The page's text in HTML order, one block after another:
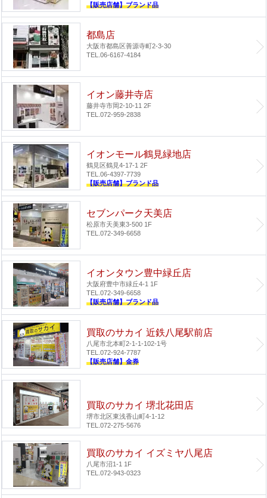
【販売店舗】ブランド品
都島店
大阪市都島区善源寺町2-3-30
TEL.06-6167-4184
イオン藤井寺店
藤井寺市岡2-10-11 2F
TEL.072-959-2838
イオンモール鶴見緑地店
鶴見区鶴見4-17-1 2F
TEL.06-4397-7739
【販売店舗】ブランド品
セブンパーク天美店
松原市天美東3-500 1F
TEL.072-349-6658
イオンタウン豊中緑丘店
大阪府豊中市緑丘4-1 1F
TEL.072-349-6658
【販売店舗】ブランド品
買取のサカイ 近鉄八尾駅前店
八尾市北本町2-1-1-102-1号
TEL.072-924-7787
【販売店舗】金券
買取のサカイ 堺北花田店
堺市北区東浅香山町4-1-12
TEL.072-275-5676
買取のサカイ イズミヤ八尾店
八尾市沼1-1 1F
TEL.072-943-0323